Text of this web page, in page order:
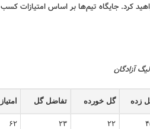
کرد. جایگاه تیم‌ها بر اساس امتیازات کسب
آزادگان
زده گل خورده تفاضل گل امتیاز
۲۲ ۲۳ ۶۲